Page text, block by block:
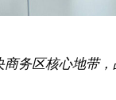
务区核心地带